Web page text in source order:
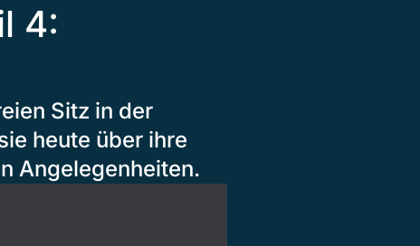
4:
Sitz in der
heute über ihre
Angelegenheiten.